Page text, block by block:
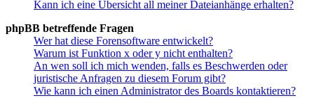
Kann ich eine Übersicht all meiner Dateianhänge erhalten?
phpBB betreffende Fragen
Wer hat diese Forensoftware entwickelt?
Warum ist Funktion x oder y nicht enthalten?
An wen soll ich mich wenden, falls es Beschwerden oder
juristische Anfragen zu diesem Forum gibt?
Wie kann ich einen Administrator des Boards kontaktieren?